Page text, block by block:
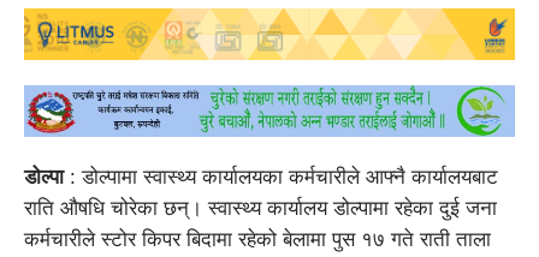
डोल्पा : डोल्पामा स्वास्थ्य कार्यालयका कर्मचारीले आफ्नै कार्यालयबाट
राति औषधि चोरेका छन्। स्वास्थ्य कार्यालय डोल्पामा रहेका दुई जना
कर्मचारीले स्टोर किपर बिदामा रहेको बेलामा पुस १७ गते राती ताला